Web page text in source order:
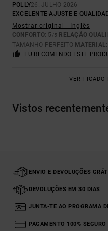
POLLY26. JULHO 2026
EXCELENTE AJUSTE E
Mostrar original - Inglês
CONFORTO: 5 /5 RELAÇÃO
TAMANHO PERFEITO MATERIAL
EU RECOMENDO ESTE
VERIFICADO
Vistos
ENVIO E DEVOLUÇÕES
DEVOLUÇÕES EM 30 DIAS
JUNTA-TE AO PROGRAMA
PAGAMENTO 100% SEGURO